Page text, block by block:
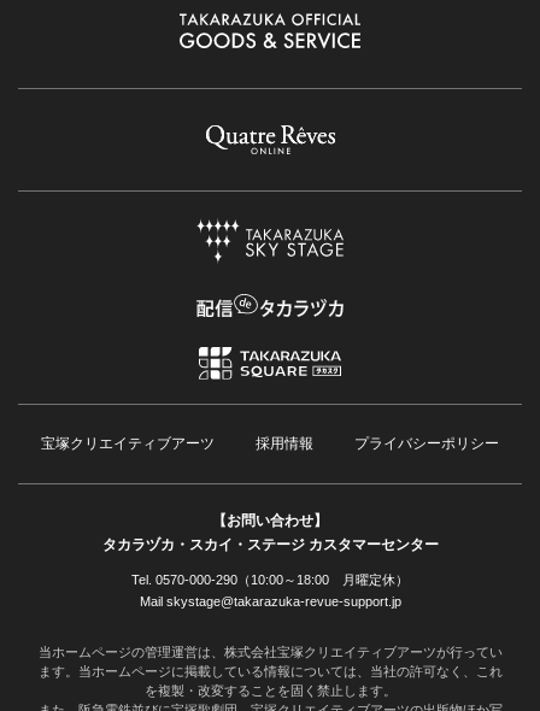
宝塚クリエイティブアーツ 採用情報 プライバシーポリシー
【お問い合わせ】
タカラヅカ・スカイ・ステージ カスタマーセンター
Tel. 0570-000-290（10:00～18:00 月曜定休）
Mail skystage@takarazuka-revue-support.jp
当ホームページの管理運営は、株式会社宝塚クリエイティブアーツが行ってい
ます。当ホームページに掲載している情報については、当社の許可なく、これ
を複製・改変することを固く禁止します。